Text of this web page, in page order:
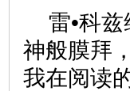
雷•科
神般膜拜
我在阅读